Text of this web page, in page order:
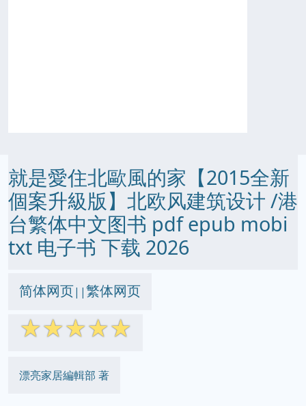
就是愛住北歐風的家【2015全新
個案升級版】北欧风建筑设计 /港
台繁体中文图书 pdf epub mobi
txt 电子书 下载 2026
简体网页||繁体网页
☆☆☆☆☆
漂亮家居編輯部 著